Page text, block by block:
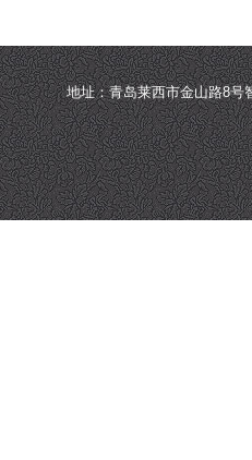
地址：青岛莱西市金山路8